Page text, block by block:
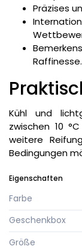
Präzises
Raffinesse.
Kühl und
zwischen 10
weitere
Bedingungen
Eigenschaften
Farbe
Geschenkbox
Größe